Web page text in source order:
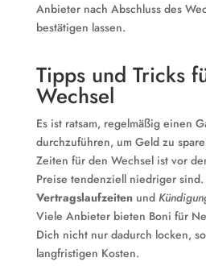
Anbieter nach Abschluss des
bestätigen lassen.
Tipps und Tricks
Wechsel
Es ist ratsam, regelmäßig einen
durchzuführen, um Geld zu
Zeiten für den Wechsel ist vor
Preise tendenziell niedriger sind.
Vertragslaufzeitenund
Viele Anbieter bieten Boni für
Dich nicht nur dadurch locken,
langfristigen Kosten.